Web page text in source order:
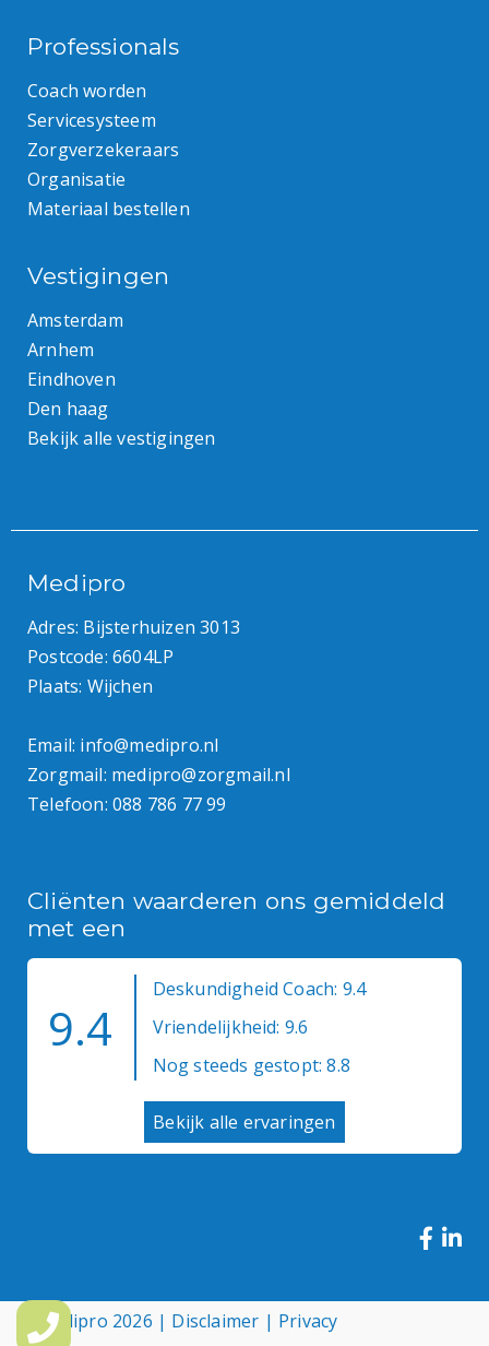
Professionals
Coach worden
Servicesysteem
Zorgverzekeraars
Organisatie
Materiaal bestellen
Vestigingen
Amsterdam
Arnhem
Eindhoven
Den haag
Bekijk alle vestigingen
Medipro
Adres: Bijsterhuizen 3013
Postcode: 6604LP
Plaats: Wijchen
Email: info@medipro.nl
Zorgmail: medipro@zorgmail.nl
Telefoon: 088 786 77 99
Cliënten waarderen ons gemiddeld
met een
9.4
Deskundigheid Coach: 9.4
Vriendelijkheid: 9.6
Nog steeds gestopt: 8.8
Bekijk alle ervaringen
© Medipro 2026 | Disclaimer | Privacy